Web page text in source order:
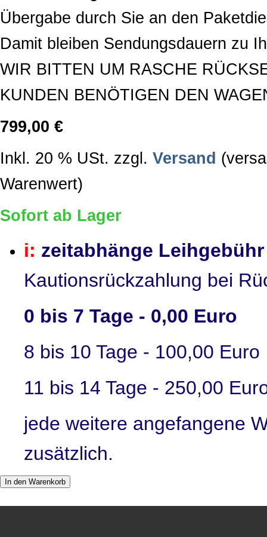
Übergabe durch Sie an den
Damit bleiben Sendungsdauern zu
WIR BITTEN UM RASCHE
KUNDEN BENÖTIGEN DEN
799,00 €
Inkl. 20 % USt. zzgl. Versand
Warenwert)
Sofort ab Lager
i: zeitabhänge
Kautionsrückzahlung bei
0 bis 7 Tage - 0,00 Euro
8 bis 10 Tage - 100,00 Euro
11 bis 14 Tage - 250,00
jede weitere angefangene
zusätzlich.
In den Warenkorb